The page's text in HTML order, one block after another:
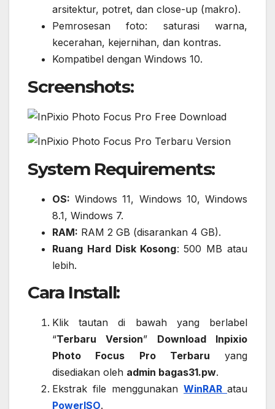
arsitektur, potret, dan close-up (makro).
Pemrosesan foto: saturasi warna,
kecerahan, kejernihan, dan kontras.
Kompatibel dengan Windows 10.
Screenshots:
System Requirements:
OS: Windows 11, Windows 10, Windows
8.1, Windows 7.
RAM: RAM 2 GB (disarankan 4 GB).
Ruang Hard Disk Kosong: 500 MB atau
lebih.
Cara Install:
Klik tautan di bawah yang berlabel
“Terbaru Version” Download Inpixio
Photo Focus Pro Terbaru yang
disediakan oleh admin bagas31.pw.
Ekstrak file menggunakan WinRAR atau
PowerISO.